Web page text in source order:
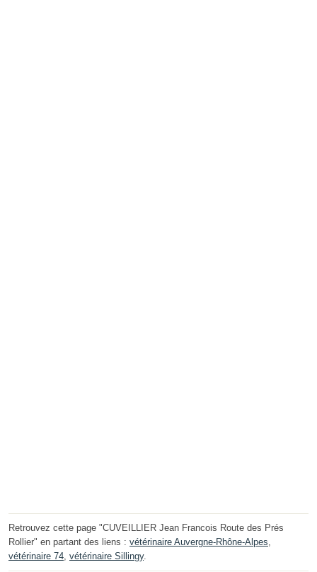
Retrouvez cette page "CUVEILLIER Jean Francois Route des Prés
Rollier" en partant des liens : vétérinaire Auvergne-Rhône-Alpes,
vétérinaire 74, vétérinaire Sillingy.